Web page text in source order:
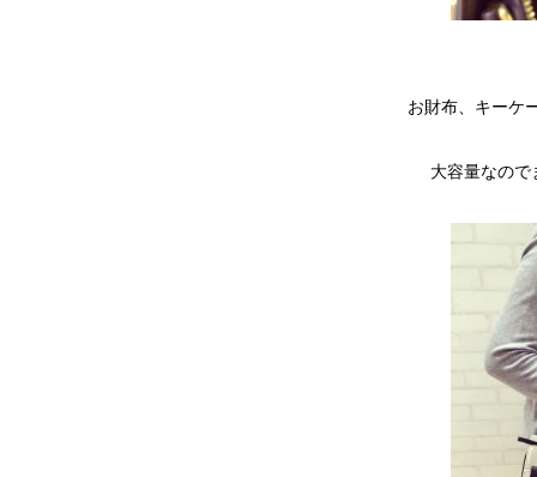
お財布、キーケ
大容量なので